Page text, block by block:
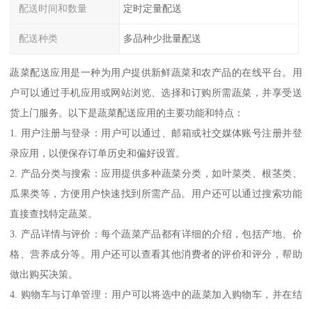
配送时间和数量 定时定量配送
配送种类 多品种少批量配送
蔬菜配送应用是一种为用户提供新鲜蔬菜和农产品的在线平台。用
户可以通过手机应用或网站浏览、选择和订购所需蔬菜，并享受送
货上门服务。以下是蔬菜配送应用的主要功能和特点：
1. 用户注册与登录：用户可以通过、邮箱或社交媒体账号注册并登
录应用，以便保存订单历史和偏好设置。
2. 产品分类与搜索：应用提供多种蔬菜分类，如叶菜类、根茎类、
瓜果类等，方便用户快速找到所需产品。用户还可以通过搜索功能
直接查找特定蔬菜。
3. 产品详情与评价：每个蔬菜产品都有详细的介绍，包括产地、价
格、营养成分等。用户还可以查看其他消费者的评价和评分，帮助
做出购买决策。
4. 购物车与订单管理：用户可以将选中的蔬菜加入购物车，并在结